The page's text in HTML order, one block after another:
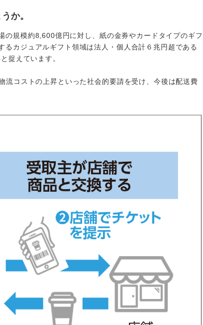
か。
規模約8,600億円に対し、紙の金券やカードタイプのギフ
カジュアルギフト領域は法人・個人合計６兆円超である
捉えています。
流コストの上昇といった社会的要請を受け、今後は配送費